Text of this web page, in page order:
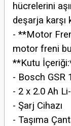
hücrelerini
deşarja karşı
- **Motor
motor freni
**Kutu
- Bosch GSR
- 2 x 2.0 Ah
- Şarj Cihazı
- Taşıma